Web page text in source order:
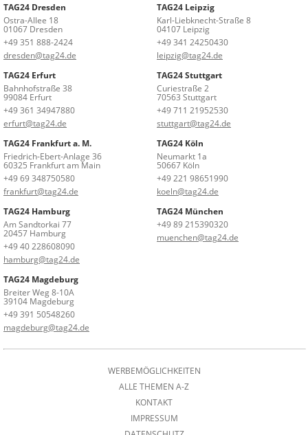
TAG24 Dresden
Ostra-Allee 18
01067 Dresden
+49 351 888-2424
dresden@tag24.de
TAG24 Leipzig
Karl-Liebknecht-Straße 8
04107 Leipzig
+49 341 24250430
leipzig@tag24.de
TAG24 Erfurt
Bahnhofstraße 38
99084 Erfurt
+49 361 34947880
erfurt@tag24.de
TAG24 Stuttgart
Curiestraße 2
70563 Stuttgart
+49 711 21952530
stuttgart@tag24.de
TAG24 Frankfurt a. M.
Friedrich-Ebert-Anlage 36
60325 Frankfurt am Main
+49 69 348750580
frankfurt@tag24.de
TAG24 Köln
Neumarkt 1a
50667 Köln
+49 221 98651990
koeln@tag24.de
TAG24 Hamburg
Am Sandtorkai 77
20457 Hamburg
+49 40 228608090
hamburg@tag24.de
TAG24 München
+49 89 215390320
muenchen@tag24.de
TAG24 Magdeburg
Breiter Weg 8-10A
39104 Magdeburg
+49 391 50548260
magdeburg@tag24.de
WERBEMÖGLICHKEITEN
ALLE THEMEN A-Z
KONTAKT
IMPRESSUM